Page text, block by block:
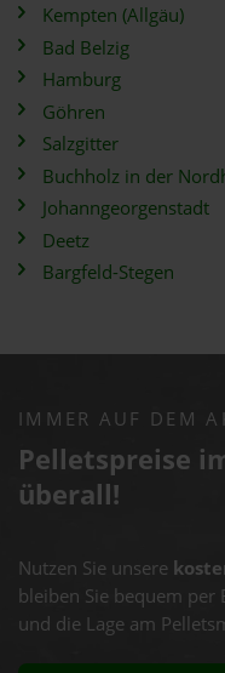
Kempten (Allgäu)
Bad Belzig
Hamburg
Göhren
Salzgitter
Buchholz in der
Johanngeorgenstadt
Deetz
Bargfeld-Stegen
IMMER AUF DEM
Pelletspreise
überall!
Nutzen Sie unsere
bleiben Sie bequem per
und die Lage am